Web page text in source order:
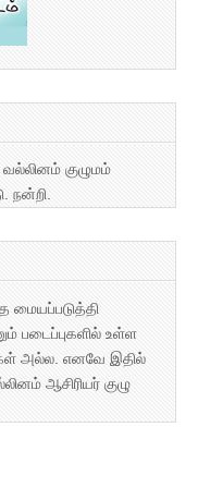
குழுமம்
நன்றி.
மையப்படுத்தி
படைப்புகளில் உள்ள
அல்ல. எனவே இதில்
ஆசிரியர் குழு